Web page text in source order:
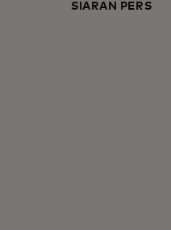
SIARAN PERS